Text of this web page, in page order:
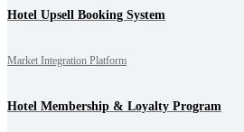
Hotel Upsell Booking System
Market Integration Platform
Hotel Membership & Loyalty Program